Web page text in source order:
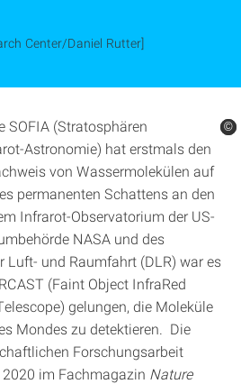
Center/Daniel Rutter]
SOFIA (Stratosphären
Astronomie) hat erstmals den
von Wassermolekülen auf
permanenten Schattens an den
Infrarot-Observatorium der US-
NASA und des
Luft- und Raumfahrt (DLR) war es
(Faint Object InfraRed
gelungen, die Moleküle
Mondes zu detektieren. Die
Forschungsarbeit
im Fachmagazin Nature
©
©
©